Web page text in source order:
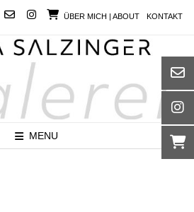
ÜBER MICH | ABOUT KONTAKT
MENU